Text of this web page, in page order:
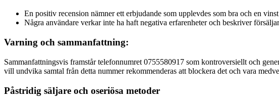
En positiv recension nämner ett erbjudande som upplevdes som bra och en
Några användare verkar inte ha haft negativa erfarenheter och beskriver
Varning och sammanfattning:
Sammanfattningsvis framstår telefonnumret 0755580917 som kontroversiellt och
vill undvika samtal från detta nummer rekommenderas att blockera det och vara
Påstridig säljare och oseriösa metoder